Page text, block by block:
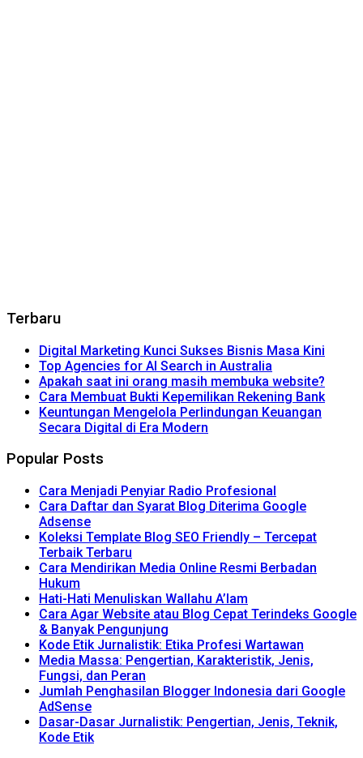
Terbaru
Digital Marketing Kunci Sukses Bisnis Masa Kini
Top Agencies for AI Search in Australia
Apakah saat ini orang masih membuka website?
Cara Membuat Bukti Kepemilikan Rekening Bank
Keuntungan Mengelola Perlindungan Keuangan
Secara Digital di Era Modern
Popular Posts
Cara Menjadi Penyiar Radio Profesional
Cara Daftar dan Syarat Blog Diterima Google
Adsense
Koleksi Template Blog SEO Friendly – Tercepat
Terbaik Terbaru
Cara Mendirikan Media Online Resmi Berbadan
Hukum
Hati-Hati Menuliskan Wallahu A’lam
Cara Agar Website atau Blog Cepat Terindeks Google
& Banyak Pengunjung
Kode Etik Jurnalistik: Etika Profesi Wartawan
Media Massa: Pengertian, Karakteristik, Jenis,
Fungsi, dan Peran
Jumlah Penghasilan Blogger Indonesia dari Google
AdSense
Dasar-Dasar Jurnalistik: Pengertian, Jenis, Teknik,
Kode Etik